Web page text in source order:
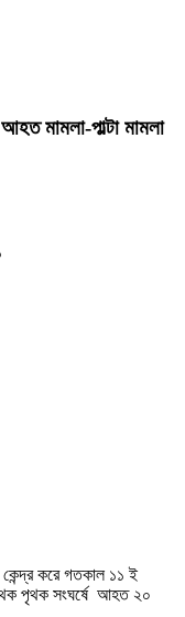
মামলা-পাল্টা মামলা
কেন্দ্র করে গতকাল ১১ ই
পৃথক পৃথক সংঘর্ষে আহত ২০